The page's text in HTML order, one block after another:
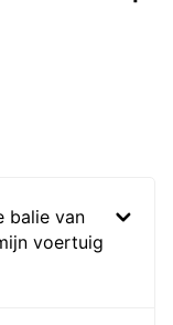
balie van
voertuig